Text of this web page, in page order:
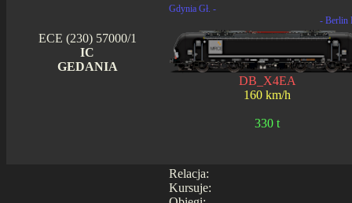
ECE (230) 57000/1
IC
GEDANIA
Gdynia Gł. -
- Berlin
DB_X4EA
160 km/h
330 t
Relacja:
Kursuje: